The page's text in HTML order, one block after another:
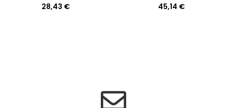
28,43 € 45,14 €